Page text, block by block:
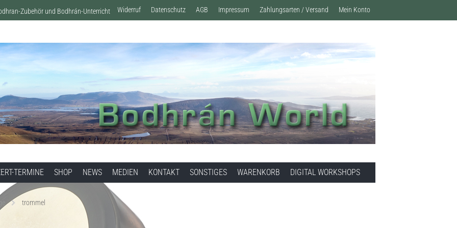
Zubehör und Bodhrán-Unterricht Widerruf Datenschutz AGB Impressum Zahlungsarten / Versand Mein Konto
TERMINE SHOP NEWS MEDIEN KONTAKT SONSTIGES WARENKORB DIGITAL WORKSHOPS
trommel